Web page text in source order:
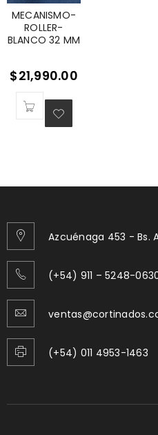
MECANISMO-
ROLLER-
BLANCO 32 MM
$21,990.00
Azcuénaga 453 - Bs.
(+54) 911 – 5248-
(+54) 011 4953-1463